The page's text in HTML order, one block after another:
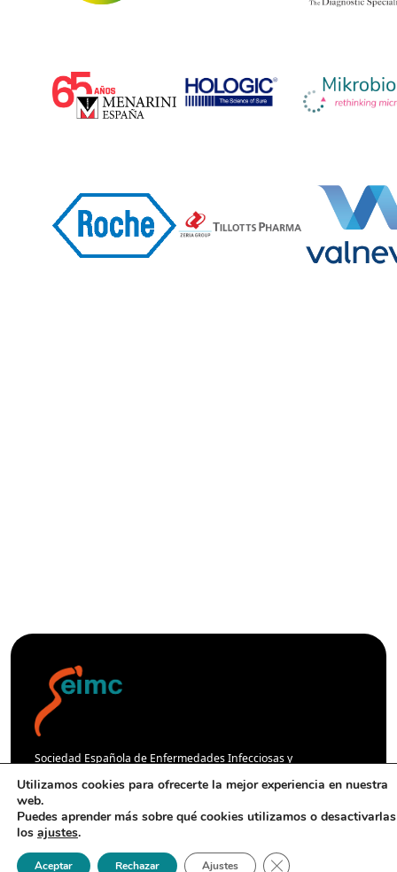
Sociedad Española de Enfermedades Infecciosas y
Contacto
Utilizamos cookies para ofrecerte la mejor experiencia en nuestra
web.
Puedes aprender más sobre qué cookies utilizamos o
los ajustes.
Aceptar Rechazar Ajustes Cerrar el banner de